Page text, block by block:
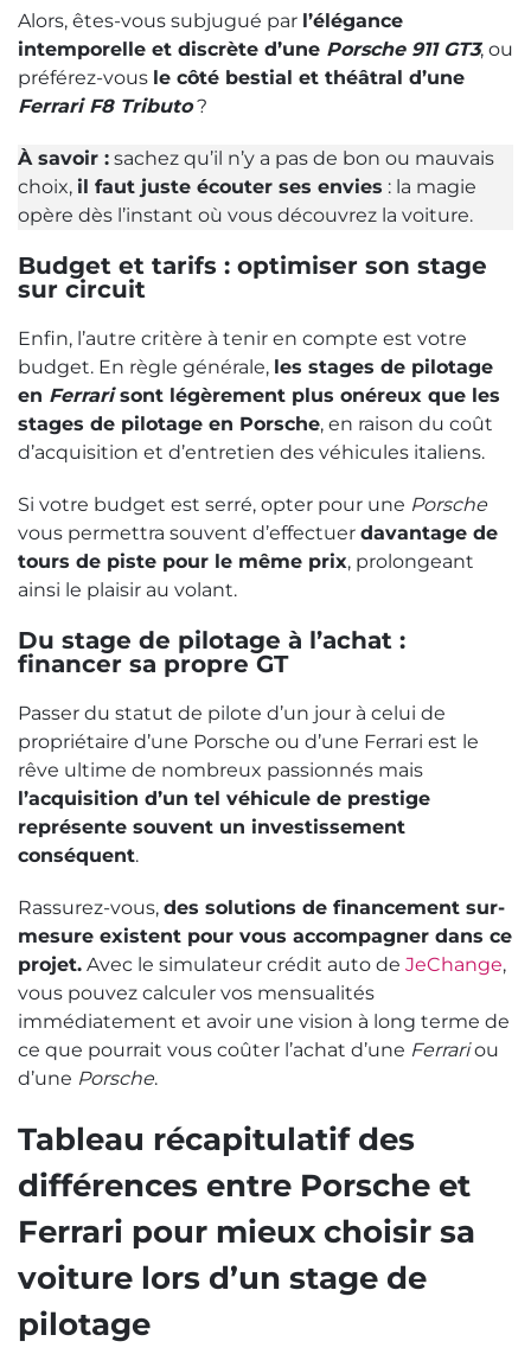
Alors, êtes-vous subjugué par l’élégance
intemporelle et discrète d’une Porsche 911 GT3, ou
préférez-vous le côté bestial et théâtral d’une
Ferrari F8 Tributo?
À savoir : sachez qu’il n’y a pas de bon ou mauvais
choix, il faut juste écouter ses envies : la magie
opère dès l’instant où vous découvrez la voiture.
Budget et tarifs : optimiser son stage
sur circuit
Enfin, l’autre critère à tenir en compte est votre
budget. En règle générale, les stages de pilotage
en Ferrarisont légèrement plus onéreux que les
stages de pilotage en Porsche, en raison du coût
d’acquisition et d’entretien des véhicules italiens.
Si votre budget est serré, opter pour une Porsche
vous permettra souvent d’effectuer davantage de
tours de piste pour le même prix, prolongeant
ainsi le plaisir au volant.
Du stage de pilotage à l’achat :
financer sa propre GT
Passer du statut de pilote d’un jour à celui de
propriétaire d’une Porsche ou d’une Ferrari est le
rêve ultime de nombreux passionnés mais
l’acquisition d’un tel véhicule de prestige
représente souvent un investissement
conséquent.
Rassurez-vous, des solutions de financement sur-
mesure existent pour vous accompagner dans ce
projet. Avec le simulateur crédit auto de JeChange,
vous pouvez calculer vos mensualités
immédiatement et avoir une vision à long terme de
ce que pourrait vous coûter l’achat d’une Ferrariou
d’une Porsche.
Tableau récapitulatif des
différences entre Porsche et
Ferrari pour mieux choisir sa
voiture lors d’un stage de
pilotage